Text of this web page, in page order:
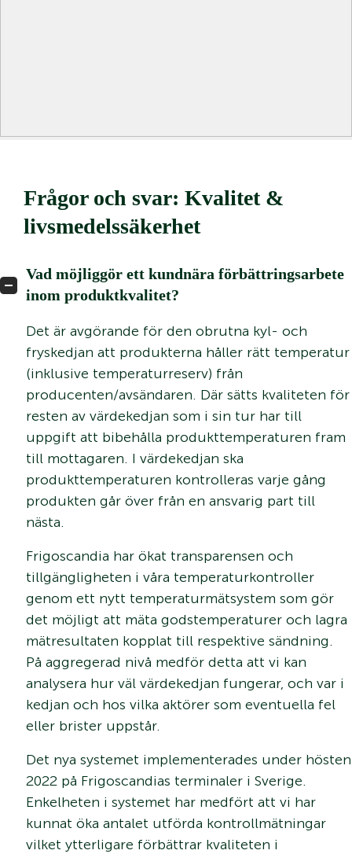
Frågor och svar: Kvalitet &
livsmedelssäkerhet
Vad möjliggör ett kundnära förbättringsarbete
inom produktkvalitet?
Det är avgörande för den obrutna kyl- och
fryskedjan att produkterna håller rätt temperatur
(inklusive temperaturreserv) från
producenten/avsändaren. Där sätts kvaliteten för
resten av värdekedjan som i sin tur har till
uppgift att bibehålla produkttemperaturen fram
till mottagaren. I värdekedjan ska
produkttemperaturen kontrolleras varje gång
produkten går över från en ansvarig part till
nästa.
Frigoscandia har ökat transparensen och
tillgängligheten i våra temperaturkontroller
genom ett nytt temperaturmätsystem som gör
det möjligt att mäta godstemperaturer och lagra
mätresultaten kopplat till respektive sändning.
På aggregerad nivå medför detta att vi kan
analysera hur väl värdekedjan fungerar, och var i
kedjan och hos vilka aktörer som eventuella fel
eller brister uppstår.
Det nya systemet implementerades under hösten
2022 på Frigoscandias terminaler i Sverige.
Enkelheten i systemet har medfört att vi har
kunnat öka antalet utförda kontrollmätningar
vilket ytterligare förbättrar kvaliteten i